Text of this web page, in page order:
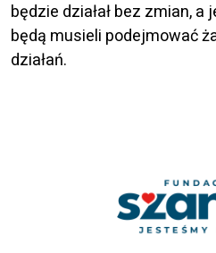
będzie działał bez zmian, a
będą musieli podejmować
działań.